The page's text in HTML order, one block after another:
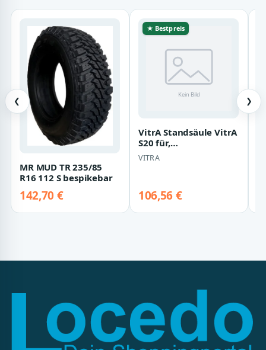
❮
MR MUD TR 235/85
R16 112 S bespikebar
142,70 €
★ Bestpreis
VitrA Standsäule VitrA
S20 für,
Handwaschbecken
und Waschtisch weiss,
VITRA
106,56 €
❯